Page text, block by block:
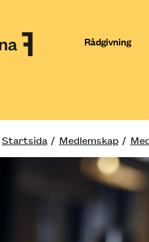
Rådgivning
Startsida Medlemskap